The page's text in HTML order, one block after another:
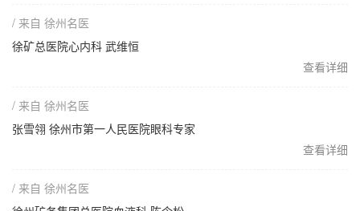
/ 来自 徐州名医
徐矿总医院心内科 武维恒
查看详细
/ 来自 徐州名医
张雪翎 徐州市第一人民医院眼科专家
查看详细
/ 来自 徐州名医